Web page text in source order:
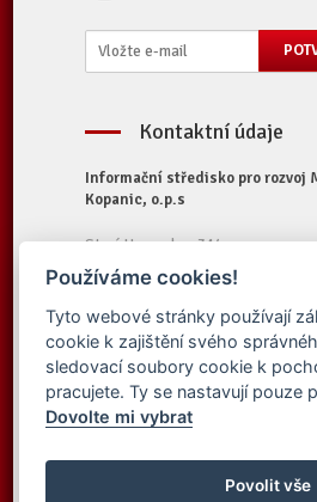
Kontaktní údaje
Informační středisko pro rozvoj
Kopanic, o.p.s
Starý Hrozenkov 314
687 74 Starý Hrozenkov
Tel.:+420 572 696 323
E-mail:
iskopanice@iskopanice.cz
Web:https://www.iskopanice.cz
© 2016 Informační středisko pro rozvoj
Moravských Kopanic, o.p.s. - Všechna
Používáme cookies!
Tyto webové stránky používají
cookie k zajištění svého
sledovací soubory cookie k
pracujete. Ty se nastavují pouze
Dovolte mi vybrat
Povolit vše